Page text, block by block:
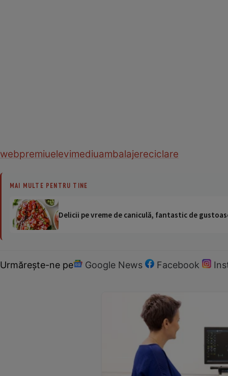
webpremiuelevimediuambalajereciclare
MAI MULTE PENTRU TINE
Delicii pe vreme de caniculă, fantastic de
Urmărește-ne pe Google News Facebook